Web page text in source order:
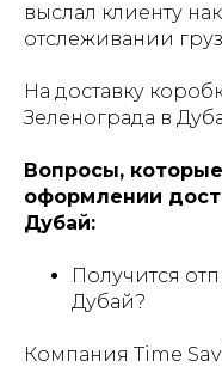
выслал клиенту
отслеживании
На доставку
Зеленограда в
Вопросы,
оформлении
Дубай:
Получится
Дубай?
Компания Time